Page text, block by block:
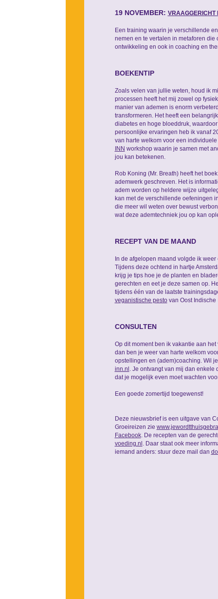
19 NOVEMBER: VRAAGGERICHT
Een training waarin je verschillende
nemen en te vertalen in metaforen
ontwikkeling en ook in coaching en
BOEKENTIP
Zoals velen van jullie weten, houd ik
processen heeft het mij zowel op
manier van ademen is enorm
transformeren. Het heeft een
diabetes en hoge bloeddruk,
persoonlijke ervaringen heb ik vanaf
van harte welkom voor een
INN workshop waarin je samen met
jou kan betekenen.
Rob Koning (Mr. Breath) heeft het
ademwerk geschreven. Het is
adem worden op heldere wijze
kan met de verschillende oefeningen
die meer wil weten over bewust
wat deze ademtechniek jou op kan
RECEPT VAN DE MAAND
In de afgelopen maand volgde ik
Tijdens deze ochtend in hartje
krijg je tips hoe je de planten en
gerechten en eet je deze samen op.
tijdens één van de laatste
veganistische pestovan Oost Indische
CONSULTEN
Op dit moment ben ik vakantie aan
dan ben je weer van harte welkom
opstellingen en (adem)coaching. Wil
inn.nl . Je ontvangt van mij dan
dat je mogelijk even moet wachten
Een goede zomertijd toegewenst!
Deze nieuwsbrief is een uitgave van
Groeireizen zie
Facebook. De recepten van de
voeding.nl . Daar staat ook meer
iemand anders: stuur deze mail dan